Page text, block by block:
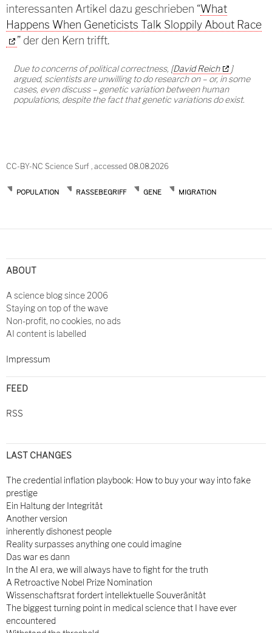
interessanten Artikel dazu geschrieben “What
Happens When Geneticists Talk Sloppily About Race
” der den Kern trifft.
Due to concerns of political correctness, [David Reich
]
argued, scientists are unwilling to do research on – or, in some
cases, even discuss – genetic variation between human
populations, despite the fact that genetic variations do exist.
CC-BY-NC Science Surf , accessed 08.08.2026
POPULATION RASSEBEGRIFF GENE MIGRATION
navigation
ABOUT
A science blog since 2006
Staying on top of the wave
Non-profit, no cookies, no ads
AI content is labelled
Impressum
FEED
RSS
LAST CHANGES
The credential inflation playbook: How to buy your way into fake
prestige
Ein Haltung der Integrität
Another version
inherently dishonest people
Reality surpasses anything one could imagine
Das war es dann
In the AI era, we will always have to fight for the truth
A Retroactive Nobel Prize Nomination
Wissenschaftsrat fordert intellektuelle Souveränität
The biggest turning point in medical science that I have ever
encountered